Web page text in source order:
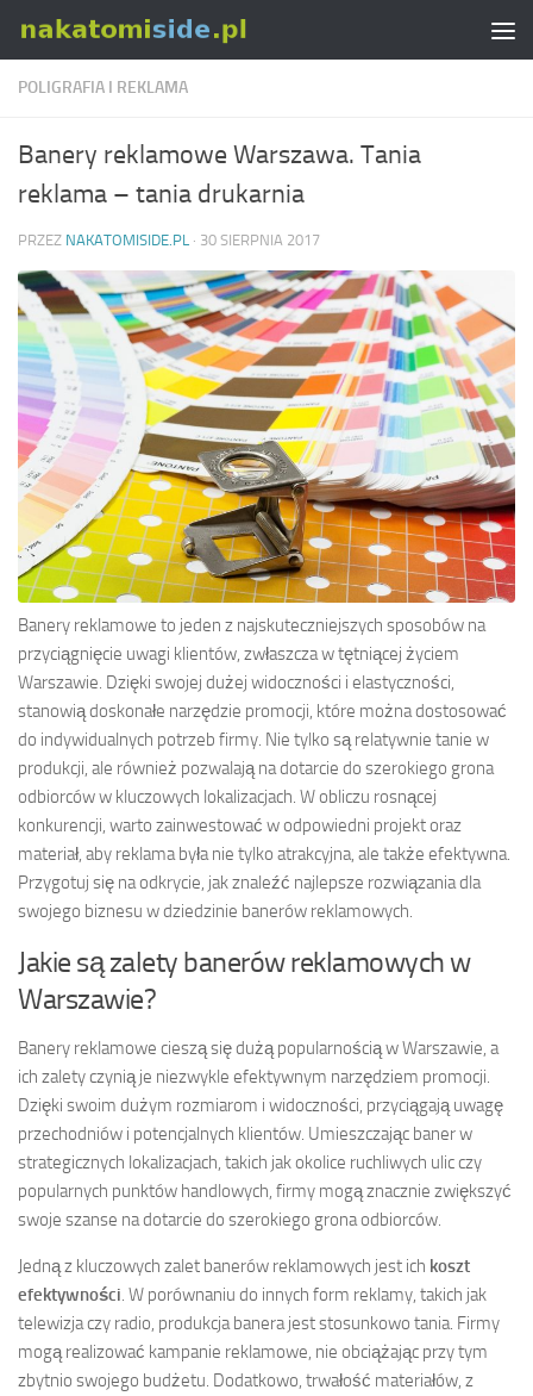
Skip to content
POLIGRAFIA I REKLAMA
Banery reklamowe Warszawa. Tania
reklama – tania drukarnia
PRZEZ NAKATOMISIDE.PL · 30 SIERPNIA 2017
Banery reklamowe to jeden z najskuteczniejszych sposobów na
przyciągnięcie uwagi klientów, zwłaszcza w tętniącej życiem
Warszawie. Dzięki swojej dużej widoczności i elastyczności,
stanowią doskonałe narzędzie promocji, które można dostosować
do indywidualnych potrzeb firmy. Nie tylko są relatywnie tanie w
produkcji, ale również pozwalają na dotarcie do szerokiego grona
odbiorców w kluczowych lokalizacjach. W obliczu rosnącej
konkurencji, warto zainwestować w odpowiedni projekt oraz
materiał, aby reklama była nie tylko atrakcyjna, ale także efektywna.
Przygotuj się na odkrycie, jak znaleźć najlepsze rozwiązania dla
swojego biznesu w dziedzinie banerów reklamowych.
Jakie są zalety banerów reklamowych w
Warszawie?
Banery reklamowe cieszą się dużą popularnością w Warszawie, a
ich zalety czynią je niezwykle efektywnym narzędziem promocji.
Dzięki swoim dużym rozmiarom i widoczności, przyciągają uwagę
przechodniów i potencjalnych klientów. Umieszczając baner w
strategicznych lokalizacjach, takich jak okolice ruchliwych ulic czy
popularnych punktów handlowych, firmy mogą znacznie zwiększyć
swoje szanse na dotarcie do szerokiego grona odbiorców.
Jedną z kluczowych zalet banerów reklamowych jest ich koszt
efektywności. W porównaniu do innych form reklamy, takich jak
telewizja czy radio, produkcja banera jest stosunkowo tania. Firmy
mogą realizować kampanie reklamowe, nie obciążając przy tym
zbytnio swojego budżetu. Dodatkowo, trwałość materiałów, z